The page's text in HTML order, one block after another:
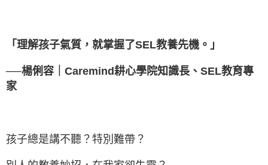
「理解孩子氣質，就掌握了SEL教養先機。」
──楊俐容｜Caremind耕心學院知識長、SEL教育專
家
孩子總是講不聽？特別難帶？